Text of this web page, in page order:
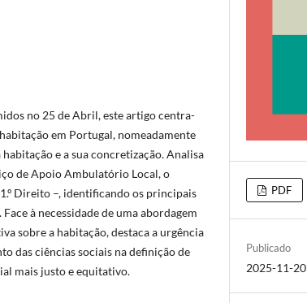
no 25 de Abril, este artigo centra-
em Portugal, nomeadamente
e a sua concretização. Analisa
de Apoio Ambulatório Local, o
Direito –, identificando os principais
à necessidade de uma abordagem
sobre a habitação, destaca a urgência
das ciências sociais na definição de
mais justo e equitativo.
PDF
Publicado
2025-11-20